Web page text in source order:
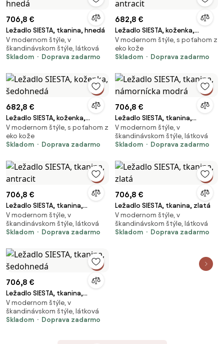
706,8 €
Ležadlo SIESTA, tkanina, hnedá
V modernom štýle, v
škandinávskom štýle, látková
Skladom
Doprava zadarmo
682,8 €
Ležadlo SIESTA, koženka,
antracit
V modernom štýle, s poťahom z
eko kože
Skladom
Doprava zadarmo
682,8 €
Ležadlo SIESTA, koženka,
šedohnedá
V modernom štýle, s poťahom z
eko kože
Skladom
Doprava zadarmo
706,8 €
Ležadlo SIESTA, tkanina,
námornícka modrá
V modernom štýle, v
škandinávskom štýle, látková
Skladom
Doprava zadarmo
706,8 €
Ležadlo SIESTA, tkanina,
antracit
V modernom štýle, v
škandinávskom štýle, látková
Skladom
Doprava zadarmo
706,8 €
Ležadlo SIESTA, tkanina, zlatá
V modernom štýle, v
škandinávskom štýle, látková
Skladom
Doprava zadarmo
706,8 €
Ležadlo SIESTA, tkanina,
šedohnedá
V modernom štýle, v
škandinávskom štýle, látková
Skladom
Doprava zadarmo